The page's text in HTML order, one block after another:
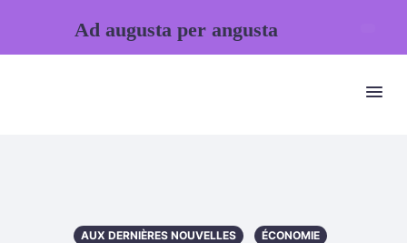
AUX DERNIÈRES NOUVELLES ÉCONOMIE
Ad augusta per angusta